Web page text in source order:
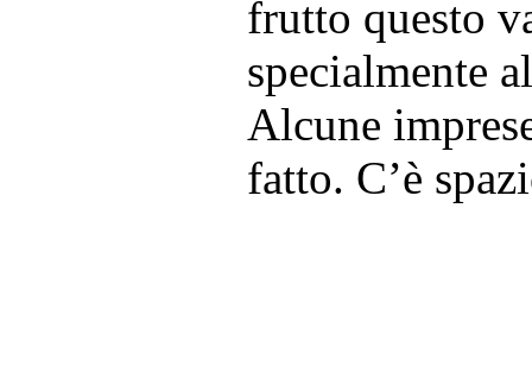
frutto questo
specialmente
Alcune
fatto. C’è